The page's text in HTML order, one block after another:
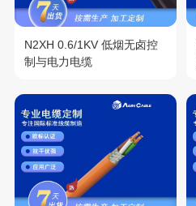
N2XH 0.6/1KV 低烟无卤控
制与电力电缆